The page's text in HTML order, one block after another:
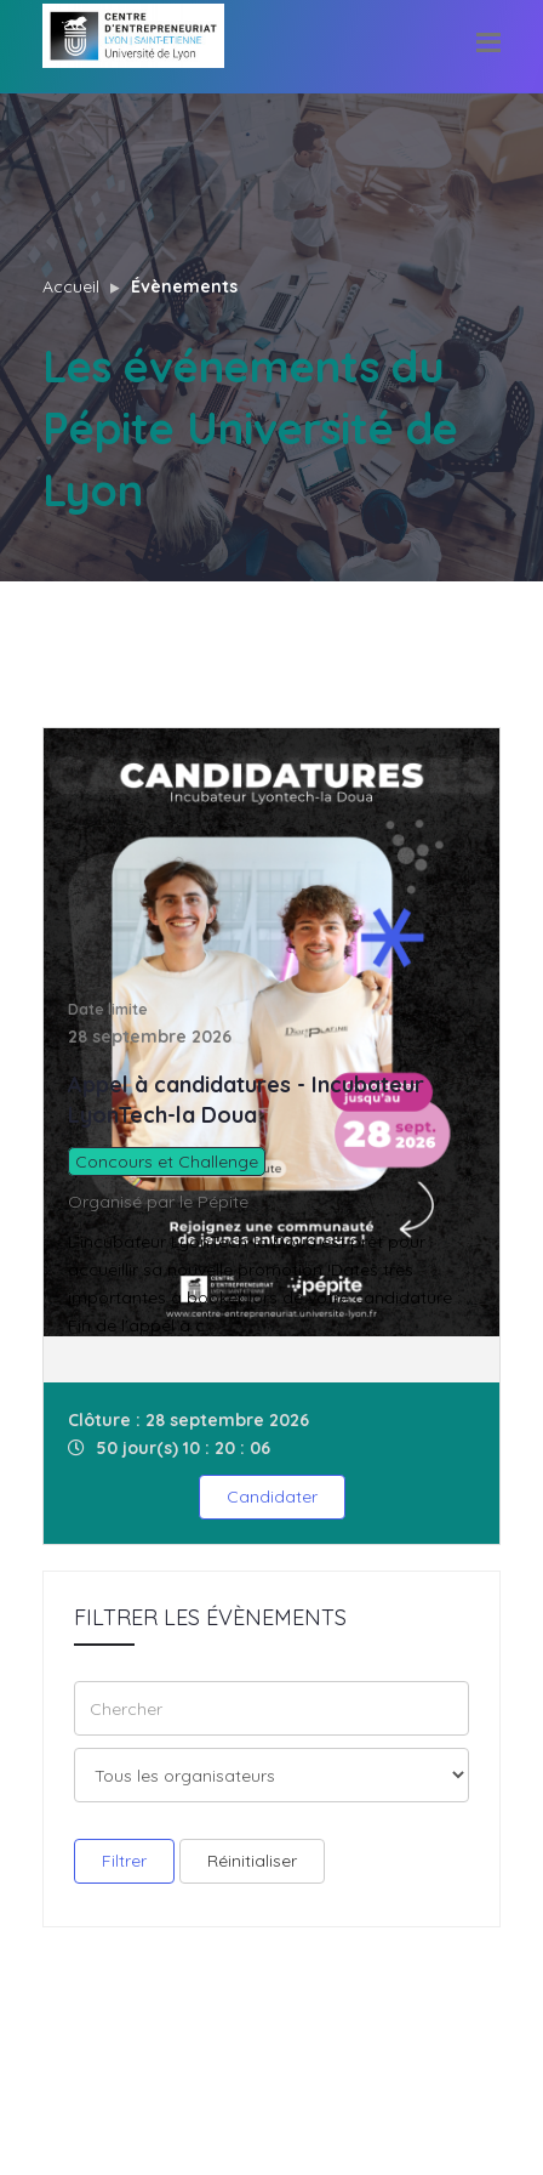
Accueil Évènements
Les événements du
Pépite Université de
Lyon
Date limite
28 septembre 2026
Appel à candidatures - Incubateur
LyonTech-la Doua
Concours et Challenge
Organisé par le Pépite
L'incubateur LyonTech-la Doua est prêt pour
accueillir sa nouvelle promotion !Dates très
importantes à booker lors de votre candidature :
Fin de l'appel à c...
Clôture : 28 septembre 2026
50 jour(s) 10 : 20 : 06
Candidater
FILTRER LES ÉVÈNEMENTS
Filtrer Réinitialiser